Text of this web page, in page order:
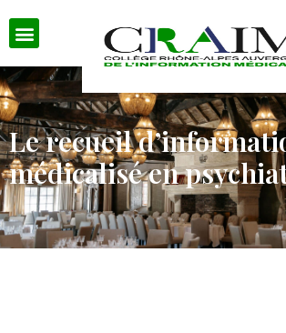
Le recueil
médicalisé en